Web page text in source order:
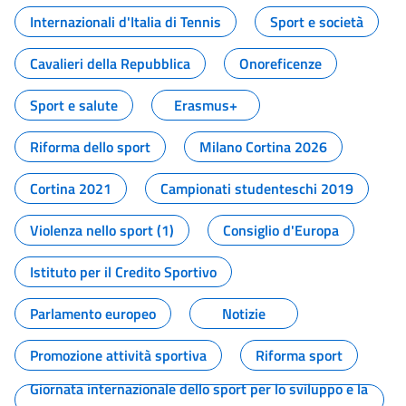
Internazionali d'Italia di Tennis
Sport e società
Cavalieri della Repubblica
Onoreficenze
Sport e salute
Erasmus+
Riforma dello sport
Milano Cortina 2026
Cortina 2021
Campionati studenteschi 2019
Violenza nello sport (1)
Consiglio d'Europa
Istituto per il Credito Sportivo
Parlamento europeo
Notizie
Promozione attività sportiva
Riforma sport
Giornata internazionale dello sport per lo sviluppo e la